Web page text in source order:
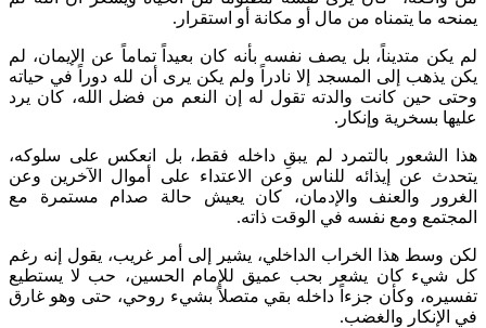
يمنحه ما يتمناه من مال أو مكانة أو استقرار.
لم يكن متديناً، بل يصف نفسه بأنه كان بعيداً تماماً عن الإيمان، لم
يكن يذهب إلى المسجد إلا نادراً ولم يكن يرى أن لله دوراً في حياته
وحتى حين كانت والدته تقول له إن النعم من فضل الله، كان يرد
عليها بسخرية وإنكار.
هذا الشعور بالتمرد لم يبقِ داخله فقط، بل انعكس على سلوكه،
يتحدث عن إيذائه للناس وعن الاعتداء على أموال الآخرين وعن
الغرور والعنف والإدمان، كان يعيش حالة صدام مستمرة مع
المجتمع ومع نفسه في الوقت ذاته.
لكن وسط هذا الخراب الداخلي، يشير إلى أمر غريب، يقول إنه رغم
كل شيء كان يشعر بحب عميق للإمام الحسين، حب لا يستطيع
تفسيره، وكأن جزءاً داخله بقي متصلاً بشيء روحي، حتى وهو غارق
في الإنكار والغضب.